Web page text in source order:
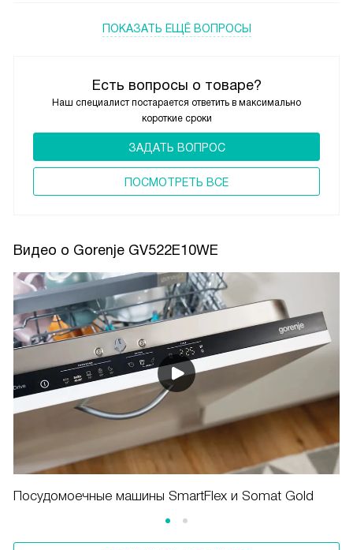
Есть вопросы о товаре?
Наш специалист постарается ответить в максимально
короткие сроки
ЗАДАТЬ ВОПРОС
ПОCМОТРЕТЬ ВСЕ
ПОКАЗАТЬ ЕЩЁ ВОПРОСЫ
Видео о Gorenje GV522E10WE
Посудомоечные машины SmartFlex и Somat Gold